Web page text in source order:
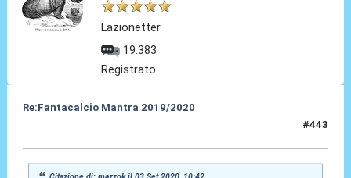
Lazionetter
19.383
Registrato
Re:Fantacalcio Mantra 2019/2020
#443